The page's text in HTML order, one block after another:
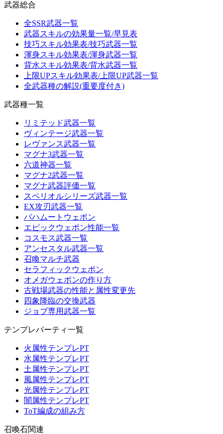
武器総合
全SSR武器一覧
武器スキルの効果量一覧/早見表
技巧スキル効果表/技巧武器一覧
渾身スキル効果表/渾身武器一覧
背水スキル効果表/背水武器一覧
上限UPスキル効果表/上限UP武器一覧
全武器種の解説(重要度付き)
武器種一覧
リミテッド武器一覧
ヴィンテージ武器一覧
レヴァンス武器一覧
マグナ3武器一覧
六道神器一覧
マグナ2武器一覧
マグナ武器評価一覧
スペリオルシリーズ武器一覧
EX攻刃武器一覧
バハムートウェポン
エピックウェポン性能一覧
コスモス武器一覧
アンセスタル武器一覧
召喚マルチ武器
セラフィックウェポン
オメガウェポンの作り方
古戦場武器の性能と属性変更先
四象降臨の交換武器
ジョブ専用武器一覧
テンプレパーティ一覧
火属性テンプレPT
水属性テンプレPT
土属性テンプレPT
風属性テンプレPT
光属性テンプレPT
闇属性テンプレPT
ToT編成の組み方
召喚石関連